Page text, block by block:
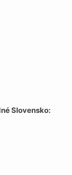
Slovensko: